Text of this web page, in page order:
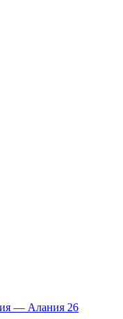
— Алания 26